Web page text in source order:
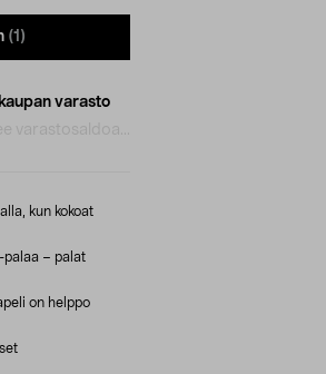
(1)
varasto
varastosaldoa...
kun kokoat
palaa – palat
on helppo